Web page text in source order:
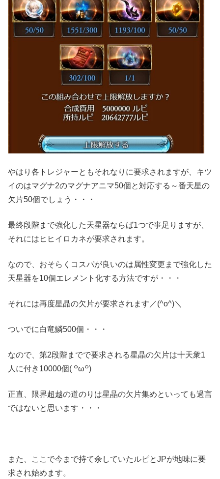
やはり各トレジャーともそれなりに要求されますが、キツ
イのはマグナ2のマグナアニマ50個と対応する～番天星の
欠片50個でしょう・・・
最終段階まで強化した天星器ならば1つで事足りますが、
それにはヒヒイロカネが要求されます。
なので、おそらくコスパが良いのは属性変更まで強化した
天星器を10個エレメント化する方法ですが・・・
それには再度星晶の欠片が要求されます／(^o^)＼
ついでに白竜鱗500個・・・
なので、第2段階までで要求される星晶の欠片は十天衆1
人に付き10000個( ꒪ω꒪)
正直、限界超越の道のりは星晶の欠片集めといっても過言
ではないと思います・・・
また、ここで今まで持て余していたルピとJPが地味に要
求され始めます。